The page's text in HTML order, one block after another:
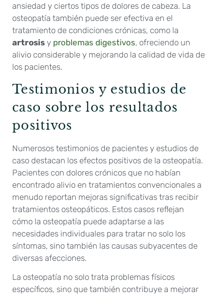
ansiedad y ciertos tipos de dolores de cabeza. La
osteopatía también puede ser efectiva en el
tratamiento de condiciones crónicas, como la
artrosis y problemas digestivos, ofreciendo un
alivio considerable y mejorando la calidad de vida de
los pacientes.
Testimonios y estudios de
caso sobre los resultados
positivos
Numerosos testimonios de pacientes y estudios de
caso destacan los efectos positivos de la osteopatía.
Pacientes con dolores crónicos que no habían
encontrado alivio en tratamientos convencionales a
menudo reportan mejoras significativas tras recibir
tratamientos osteopáticos. Estos casos reflejan
cómo la osteopatía puede adaptarse a las
necesidades individuales para tratar no solo los
síntomas, sino también las causas subyacentes de
diversas afecciones.
La osteopatía no solo trata problemas físicos
específicos, sino que también contribuye a mejorar